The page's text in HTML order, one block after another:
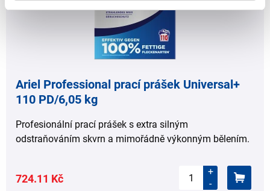
Ariel Professional prací prášek Universal+
110 PD/6,05 kg
Profesionální prací prášek s extra silným
odstraňováním skvrn a mimořádně výkonným bělením.
724.11 Kč
+
-